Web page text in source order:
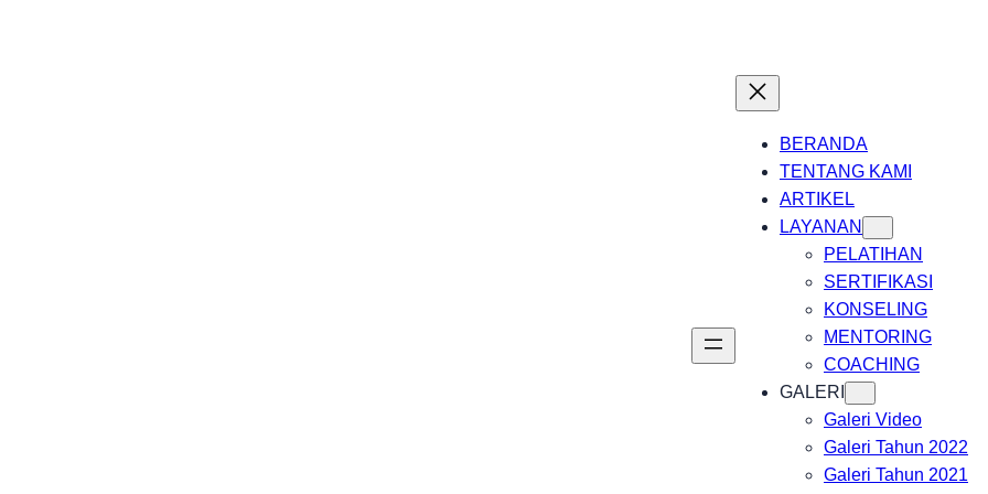
BERANDA
TENTANG KAMI
ARTIKEL
LAYANAN
PELATIHAN
SERTIFIKASI
KONSELING
MENTORING
COACHING
GALERI
Galeri Video
Galeri Tahun 2022
Galeri Tahun 2021